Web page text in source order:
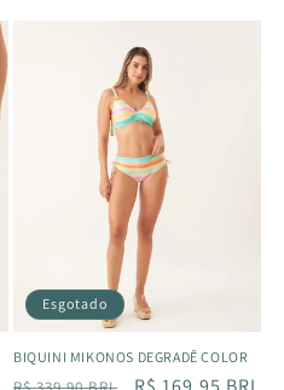
Esgotado
BIQUINI MIKONOS DEGRADÊ COLOR